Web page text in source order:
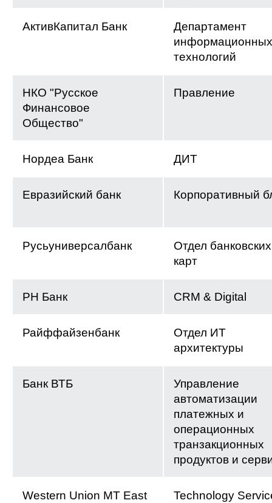
АктивКапитал Банк
Департамент
информационных
технологий
НКО "Русское
Финансовое
Общество"
Правление
Нордеа Банк ДИТ
Евразийский банк Корпоративный
Русьуниверсалбанк
Отдел банковских
карт
РН Банк CRM & Digital
Райффайзенбанк
Отдел ИТ
архитектуры
Банк ВТБ
Управление
автоматизации
платежных и
операционных
транзакционных
продуктов и
Western Union MT East
Technology